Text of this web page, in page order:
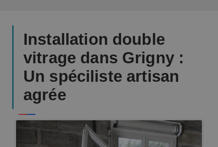
Installation double
vitrage dans Grigny :
Un spéciliste artisan
agrée